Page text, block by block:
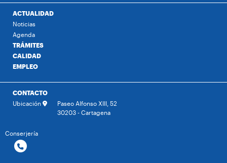
ACTUALIDAD
Noticias
Agenda
TRÁMITES
CALIDAD
EMPLEO
CONTACTO
Ubicación
Paseo Alfonso XIII, 52
30203 - Cartagena
Conserjería